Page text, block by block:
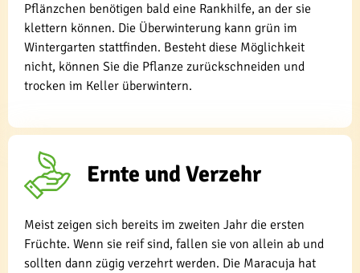
Pflänzchen benötigen bald eine Rankhilfe, an der sie
klettern können. Die Überwinterung kann grün im
Wintergarten stattfinden. Besteht diese Möglichkeit
nicht, können Sie die Pflanze zurückschneiden und
trocken im Keller überwintern.
Ernte und Verzehr
Meist zeigen sich bereits im zweiten Jahr die ersten
Früchte. Wenn sie reif sind, fallen sie von allein ab und
sollten dann zügig verzehrt werden. Die Maracuja hat